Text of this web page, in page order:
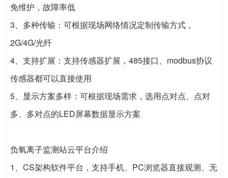
免维护，故障率低
3、多种传输：可根据现场网络情况定制传输方式，
2G/4G/光纤
4、支持扩展：支持传感器扩展，485接口、modbus协议
传感器都可以直接使用
5、显示方案多样：可根据现场需求，选用点对点、点对
多、多对点的LED屏幕数据显示方案
负氧离子监测站云平台介绍
1、CS架构软件平台，支持手机、PC浏览器直接观测、无